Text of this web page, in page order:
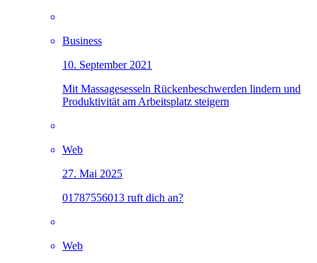
Business
10. September 2021
Mit Massagesesseln Rückenbeschwerden lindern und
Produktivität am Arbeitsplatz steigern
Web
27. Mai 2025
01787556013 ruft dich an?
Web